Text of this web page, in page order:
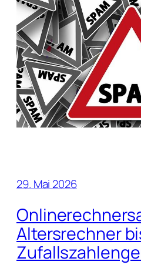
29. Mai 2026
Altersrechner